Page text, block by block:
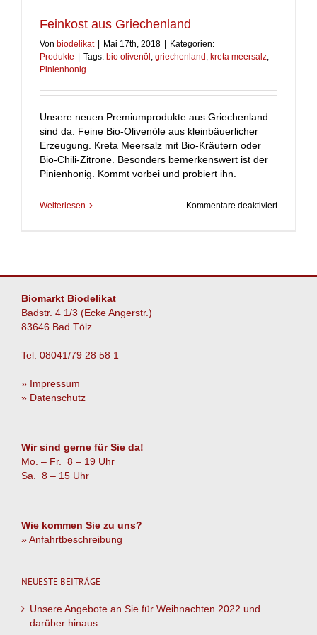
Feinkost aus Griechenland
Von biodelikat | Mai 17th, 2018 | Kategorien:
Produkte | Tags: bio olivenöl griechenland kreta meersalz
Pinienhonig
Unsere neuen Premiumprodukte aus Griechenland
sind da. Feine Bio-Olivenöle aus kleinbäuerlicher
Erzeugung. Kreta Meersalz mit Bio-Kräutern oder
Bio-Chili-Zitrone. Besonders bemerkenswert ist der
Pinienhonig. Kommt vorbei und probiert ihn.
Weiterlesen Kommentare deaktiviertfür
Biomarkt Biodelikat
Badstr. 4 1/3 (Ecke Angerstr.)
83646 Bad Tölz
Tel. 08041/79 28 58 1
» Impressum
» Datenschutz
Wir sind gerne für Sie da!
Mo. – Fr. 8 – 19 Uhr
Sa. 8 – 15 Uhr
Wie kommen Sie zu uns?
» Anfahrtbeschreibung
NEUESTE BEITRÄGE
Unsere Angebote an Sie für Weihnachten 2022 und
darüber hinaus